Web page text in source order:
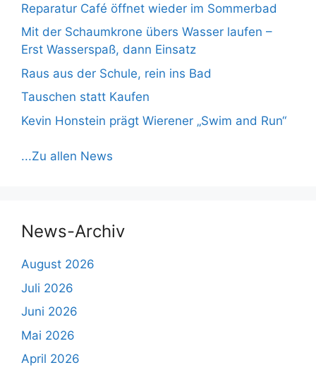
Reparatur Café öffnet wieder im Sommerbad
Mit der Schaumkrone übers Wasser laufen –
Erst Wasserspaß, dann Einsatz
Raus aus der Schule, rein ins Bad
Tauschen statt Kaufen
Kevin Honstein prägt Wierener „Swim and Run“
...Zu allen News
News-Archiv
August 2026
Juli 2026
Juni 2026
Mai 2026
April 2026